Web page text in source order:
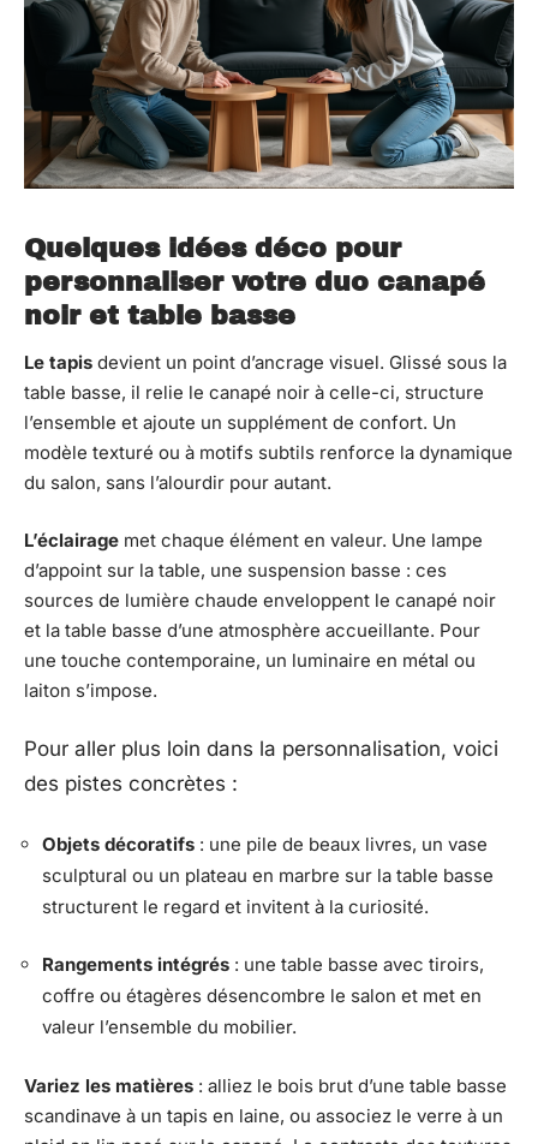
Quelques idées déco pour
personnaliser votre duo canapé
noir et table basse
Le tapis devient un point d’ancrage visuel. Glissé sous la
table basse, il relie le canapé noir à celle-ci, structure
l’ensemble et ajoute un supplément de confort. Un
modèle texturé ou à motifs subtils renforce la dynamique
du salon, sans l’alourdir pour autant.
L’éclairage met chaque élément en valeur. Une lampe
d’appoint sur la table, une suspension basse : ces
sources de lumière chaude enveloppent le canapé noir
et la table basse d’une atmosphère accueillante. Pour
une touche contemporaine, un luminaire en métal ou
laiton s’impose.
Pour aller plus loin dans la personnalisation, voici
des pistes concrètes :
Objets décoratifs : une pile de beaux livres, un vase
sculptural ou un plateau en marbre sur la table basse
structurent le regard et invitent à la curiosité.
Rangements intégrés : une table basse avec tiroirs,
coffre ou étagères désencombre le salon et met en
valeur l’ensemble du mobilier.
Variez les matières : alliez le bois brut d’une table basse
scandinave à un tapis en laine, ou associez le verre à un